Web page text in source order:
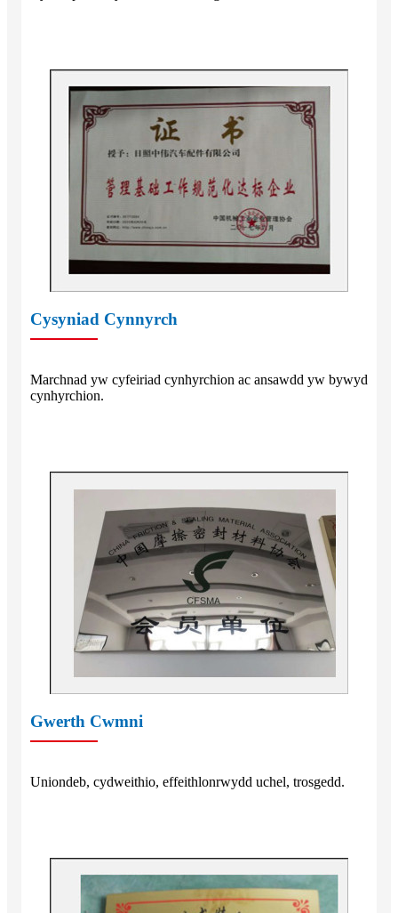
Cysyniad Cynnyrch
Marchnad yw cyfeiriad cynhyrchion ac ansawdd yw bywyd
cynhyrchion.
Gwerth Cwmni
Uniondeb, cydweithio, effeithlonrwydd uchel, trosgedd.